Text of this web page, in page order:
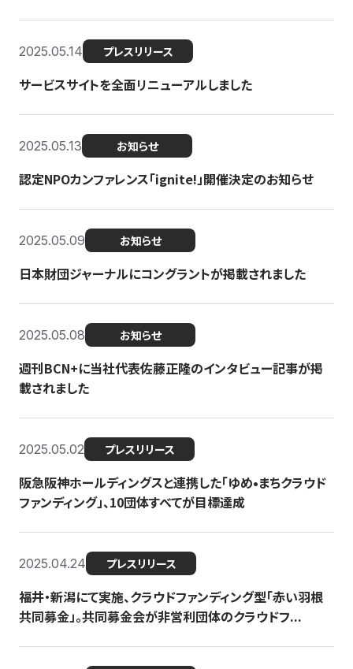
2025.05.14 プレスリリース
サービスサイトを全面リニューアルしました
2025.05.13 お知らせ
認定NPOカンファレンス「ignite!」開催決定のお知らせ
2025.05.09 お知らせ
日本財団ジャーナルにコングラントが掲載されました
2025.05.08 お知らせ
週刊BCN+に当社代表佐藤正隆のインタビュー記事が掲
載されました
2025.05.02 プレスリリース
阪急阪神ホールディングスと連携した「ゆめ•まちクラウド
ファンディング」、10団体すべてが目標達成
2025.04.24 プレスリリース
福井・新潟にて実施、クラウドファンディング型「赤い羽根
共同募金」。共同募金会が非営利団体のクラウドフ...